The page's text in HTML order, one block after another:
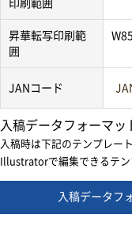
印刷範囲
昇華転写印刷範
囲
JANコード
入稿データフォーマッ
入稿時は下記のテンプレー
Illustratorで編集できるテン
入稿データフ